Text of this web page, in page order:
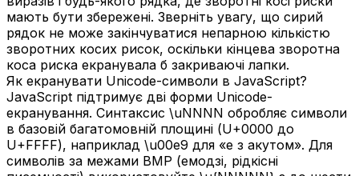
мають бути збережені. Зверніть увагу, що сирий
рядок не може закінчуватися непарною кількістю
зворотних косих рисок, оскільки кінцева зворотна
коса риска екранувала б закриваючі лапки.
Як екранувати Unicode-символи в JavaScript?
JavaScript підтримує дві форми Unicode-
екранування. Синтаксис \uNNNN обробляє символи
в базовій багатомовній площині (U+0000 до
U+FFFF), наприклад \u00e9 для «e з акутом». Для
символів за межами BMP (емодзі, рідкісні